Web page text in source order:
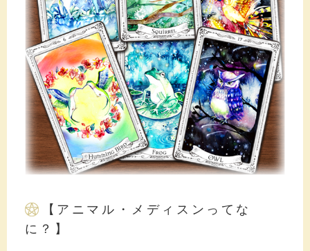
【アニマル・メディスンってな
に？】